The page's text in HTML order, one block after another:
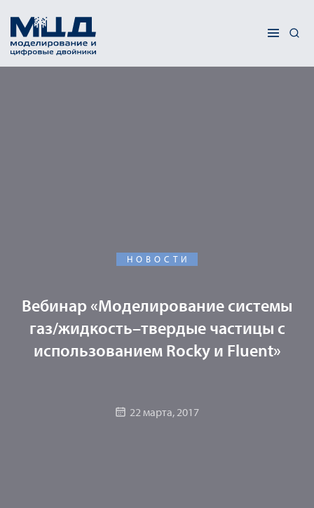
НОВОСТИ
Вебинар «Моделирование системы
газ/жидкость–твердые частицы с
использованием Rocky и Fluent»
22 марта, 2017